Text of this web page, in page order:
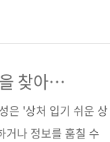
수 있도록 구성했다.
] [도서11번가] [알라
찾아
은 '상처 입기 쉬운 상
거나 정보를 훔칠 수